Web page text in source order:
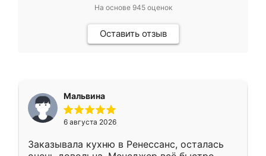
На основе 945оценок
Оставить отзыв
Мальвина
6 августа 2026
Заказывала кухню в Ренессанс, осталась